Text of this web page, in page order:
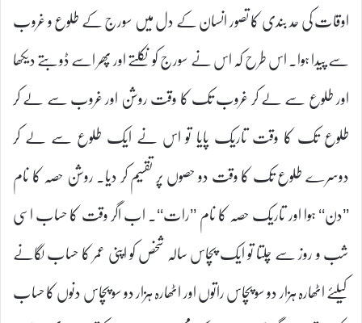
اوقات کی حد بندی کا تصور انسان کے دل میں سورج کے طلوع و غروب
سے پیدا ہوا۔ اس طرح کہ اس نے سورج کو نکلتے اور پھر اسے ڈوبتے دیکھا
اور طلوع سے لے کر غروب تک کا وقت روشن اور غروب سے لے کر
طلوع تک کا وقت تاریک پایا تو اس نے ایک طلوع سے لے کر
دوسرے طلوع تک کا وقت دو حصوں پر تقسیم کر دیا۔ روشن حصہ کا نام
’’دن‘‘ ہوا اور تاریک حصہ کا نام ’’رات‘‘۔ اب اگر وقت کا حساب اسی
شب و روز سے چلتا تو ایک پچاس سالہ شخص کو اپنی عمر کا حساب لگانے
کیلئے اٹھارہ ہزار دو سو پچاس راتوں اور اٹھارہ ہزار دو سو پچاس دنوں کا حساب